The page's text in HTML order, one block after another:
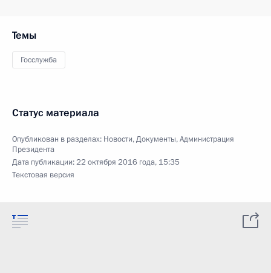
Темы
Госслужба
Статус материала
Опубликован в разделах: Новости,Документы,Администрация
Президента
Дата публикации:22 октября 2016 года, 15:35
Текстовая версия